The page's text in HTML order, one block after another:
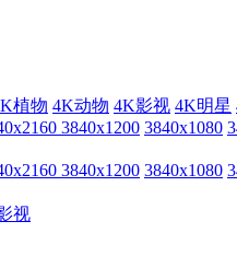
植物 4K动物 4K影视 4K明星
3840x1200 3840x1080
3840x1200 3840x1080
视